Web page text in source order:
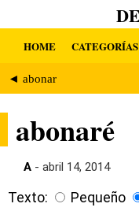
HOME CATEGORÍAS
◄ abonar
abonaré
A - abril 14, 2014
Texto: Pequeño